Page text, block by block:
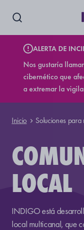
ALERTA DE
Nos gustaría
cibernético que
a extremar la
Inicio Soluciones para
LOCAL
INDIGO está
local multicanal, que